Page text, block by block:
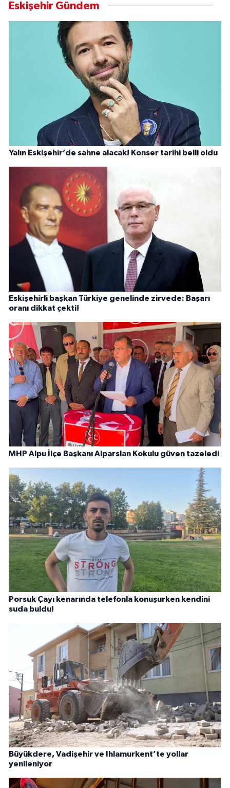
Eskişehir Gündem
Yalın Eskişehir’de sahne alacak! Konser tarihi belli oldu
Eskişehirli başkan Türkiye genelinde zirvede: Başarı
oranı dikkat çekti!
MHP Alpu İlçe Başkanı Alparslan Kokulu güven tazeledi
Porsuk Çayı kenarında telefonla konuşurken kendini
suda buldu!
Büyükdere, Vadişehir ve Ihlamurkent’te yollar
yenileniyor